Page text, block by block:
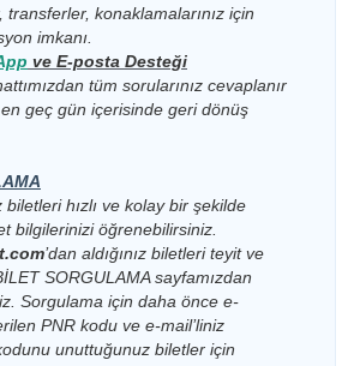
17.09.2026
Perşembe
08:30-09:00
Avrasya
Feribot
08:30-09:00
19.09.2026
Cumartesi
08:30-09:00
Dentur
Avrasya
Feribot
20.09.2026
Pazar
Dentur
Avrasya
Cuma
18:00-18:30
Avrasya
19.09.2026
Cumartesi
18:00-18:30
Dentur
Avrasya
Feribot
Pazar
18:00-18:30
Feribot
21.09.2026
Pazartesi
18:00-18:30
Dentur
Avrasya
Feribot
Salı
18:00-18:30
Dentur
Avrasya
Feribot
konaklamalarınız için
imkanı.
ve E-posta Desteği
tüm sorularınız cevaplanır
geç gün içerisinde geri dönüş
biletleri hızlı ve kolay bir şekilde
bilgilerinizi öğrenebilirsiniz.
’dan aldığınız biletleri teyit ve
SORGULAMAsayfamızdan
Sorgulama için daha önce e-
PNR kodu ve e-mail’liniz
unuttuğunuz biletler için